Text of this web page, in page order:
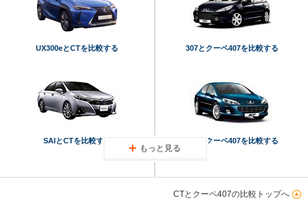
UX300eとCTを比較する
SAIとCTを比較する
307とクーペ407を比較する
407とクーペ407を比較する
もっと見る
CTとクーペ407の比較トップへ